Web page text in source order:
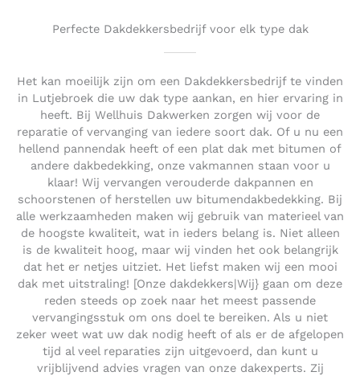
Perfecte Dakdekkersbedrijf voor elk type dak
Het kan moeilijk zijn om een Dakdekkersbedrijf te vinden
in Lutjebroek die uw dak type aankan, en hier ervaring in
heeft. Bij Wellhuis Dakwerken zorgen wij voor de
reparatie of vervanging van iedere soort dak. Of u nu een
hellend pannendak heeft of een plat dak met bitumen of
andere dakbedekking, onze vakmannen staan voor u
klaar! Wij vervangen verouderde dakpannen en
schoorstenen of herstellen uw bitumendakbedekking. Bij
alle werkzaamheden maken wij gebruik van materieel van
de hoogste kwaliteit, wat in ieders belang is. Niet alleen
is de kwaliteit hoog, maar wij vinden het ook belangrijk
dat het er netjes uitziet. Het liefst maken wij een mooi
dak met uitstraling! [Onze dakdekkers|Wij} gaan om deze
reden steeds op zoek naar het meest passende
vervangingsstuk om ons doel te bereiken. Als u niet
zeker weet wat uw dak nodig heeft of als er de afgelopen
tijd al veel reparaties zijn uitgevoerd, dan kunt u
vrijblijvend advies vragen van onze dakexperts. Zij